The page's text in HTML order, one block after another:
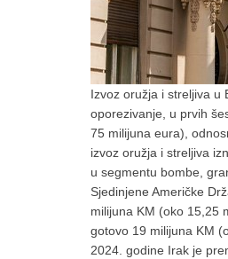
Izvoz oružja i streljiva u
oporezivanje, u prvih
75 milijuna eura),
izvoz oružja i streljiva
u segmentu bombe,
Sjedinjene Američke
milijuna KM (oko 15,25
gotovo 19 milijuna KM
2024. godine Irak je